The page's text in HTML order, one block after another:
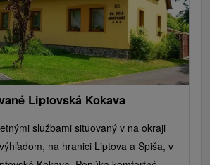
Liptovská Kokava
službami situovaný v na okraji
na hranici Liptova a Spiša, v